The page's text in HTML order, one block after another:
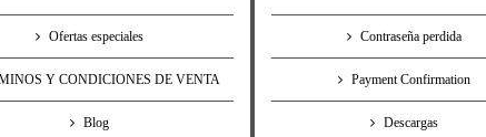
Ofertas especiales
Y CONDICIONES DE VENTA
Blog
Contraseña perdida
Payment Confirmation
Descargas